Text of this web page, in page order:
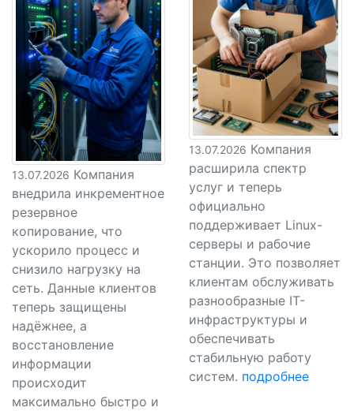
13.07.2026 Компания
внедрила инкрементное
резервное
копирование, что
ускорило процесс и
снизило нагрузку на
сеть. Данные клиентов
теперь защищены
надёжнее, а
восстановление
информации
происходит
максимально быстро и
13.07.2026 Компания
расширила спектр
услуг и теперь
официально
поддерживает Linux-
серверы и рабочие
станции. Это позволяет
клиентам обслуживать
разнообразные IT-
инфраструктуры и
обеспечивать
стабильную работу
систем. подробнее